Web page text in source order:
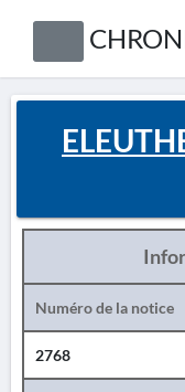
Numéro de la notice
2768